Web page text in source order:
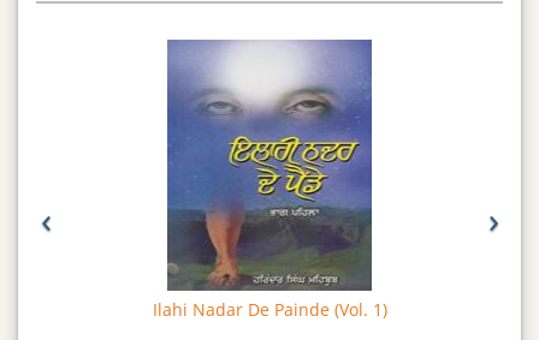
Ilahi Nadar De Painde (Vol. 1)
‹ ›